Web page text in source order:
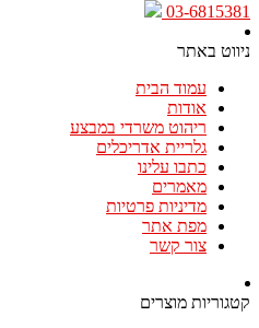
03-6815381
ניווט באתר
עמוד הבית
אודות
ריהוט משרדי במבצע
גלריית אדריכלים
כתבו עלינו
מאמרים
מדיניות פרטיות
מפת אתר
צור קשר
קטגוריות מוצרים